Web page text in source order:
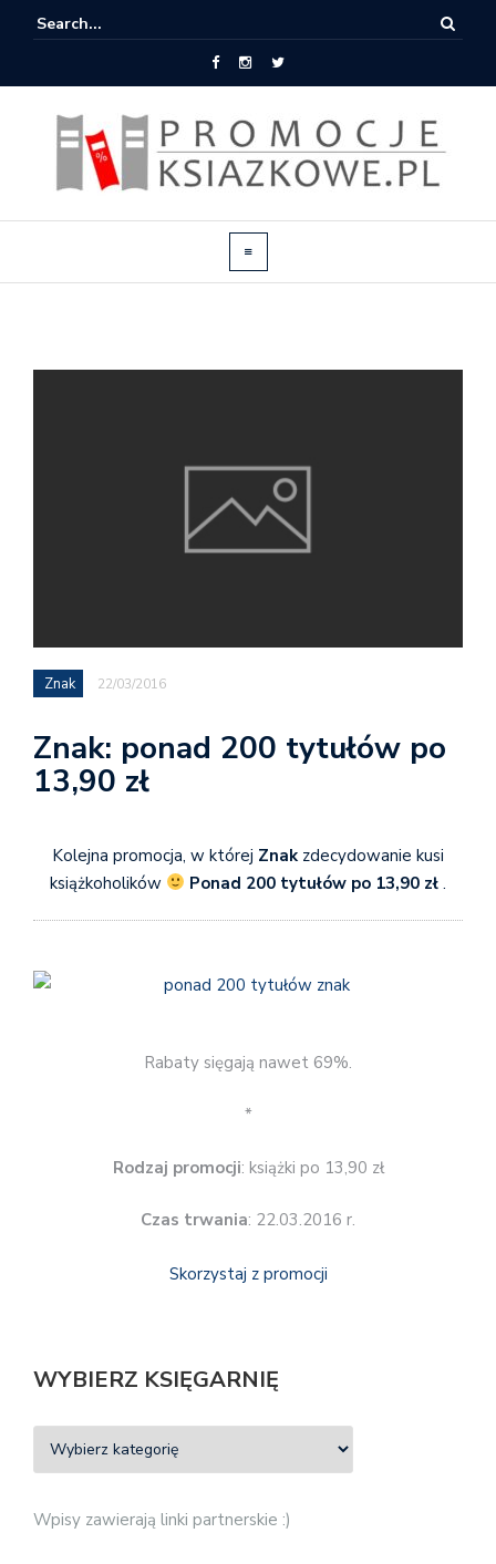
Znak 22/03/2016
Znak: ponad 200 tytułów po
13,90 zł
Kolejna promocja, w której Znak zdecydowanie kusi
książkoholików
Ponad 200 tytułów po 13,90 zł .
Rabaty sięgają nawet 69%.
*
Rodzaj promocji: książki po 13,90 zł
Czas trwania: 22.03.2016 r.
Skorzystaj z promocji
WYBIERZ KSIĘGARNIĘ
Wpisy zawierają linki partnerskie :)